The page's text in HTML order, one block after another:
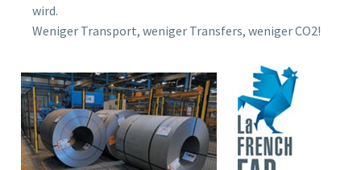
wird.
Weniger Transport, weniger Transfers, weniger CO2!